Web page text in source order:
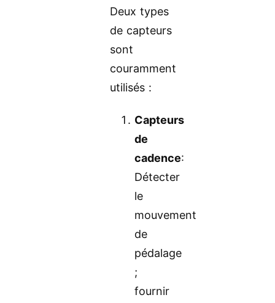
Deux types
de capteurs
sont
couramment
utilisés :
Capteurs
de
cadence:
Détecter
le
mouvement
de
pédalage
;
fournir